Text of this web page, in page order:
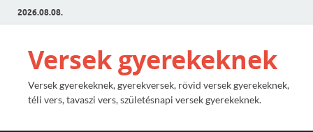
2026.08.08.
Versek gyerekeknek
Versek gyerekeknek, gyerekversek, rövid versek gyerekeknek,
téli vers, tavaszi vers, születésnapi versek gyerekeknek.